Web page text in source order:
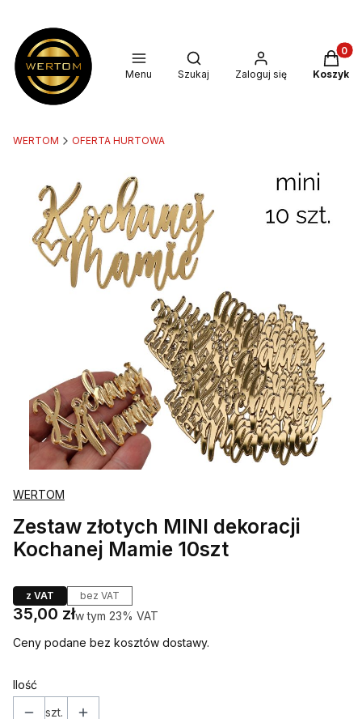
Menu
Otwórz wyszukiwarkę
Szukaj Zaloguj się Koszyk
WERTOM OFERTA HURTOWA
WERTOM
Zestaw złotych MINI dekoracji
Kochanej Mamie 10szt
z VAT bez VAT
Cena
35,00 złw tym 23% VAT
w tym 23% VAT
Ceny podane bez kosztów dostawy.
Ilość
szt.